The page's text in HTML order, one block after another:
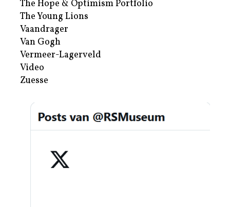
The Hope & Optimism Portfolio
The Young Lions
Vaandrager
Van Gogh
Vermeer-Lagerveld
Video
Zuesse